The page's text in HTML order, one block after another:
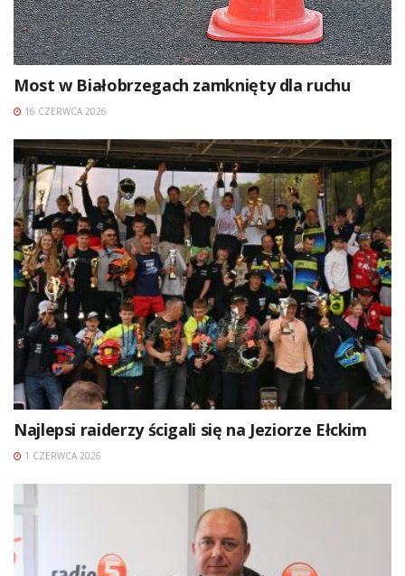
Most w Białobrzegach zamknięty dla ruchu
16 CZERWCA 2026
Najlepsi raiderzy ścigali się na Jeziorze Ełckim
1 CZERWCA 2026